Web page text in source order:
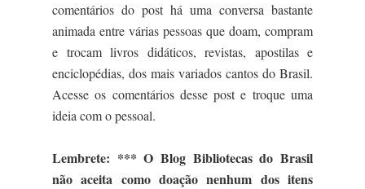
comentários do post há uma conversa bastante
animada entre várias pessoas que doam, compram
e trocam livros didáticos, revistas, apostilas e
enciclopédias, dos mais variados cantos do Brasil.
Acesse os comentários desse post e troque uma
ideia com o pessoal.
Lembrete: *** O Blog Bibliotecas do Brasil
não aceita como doação nenhum dos itens